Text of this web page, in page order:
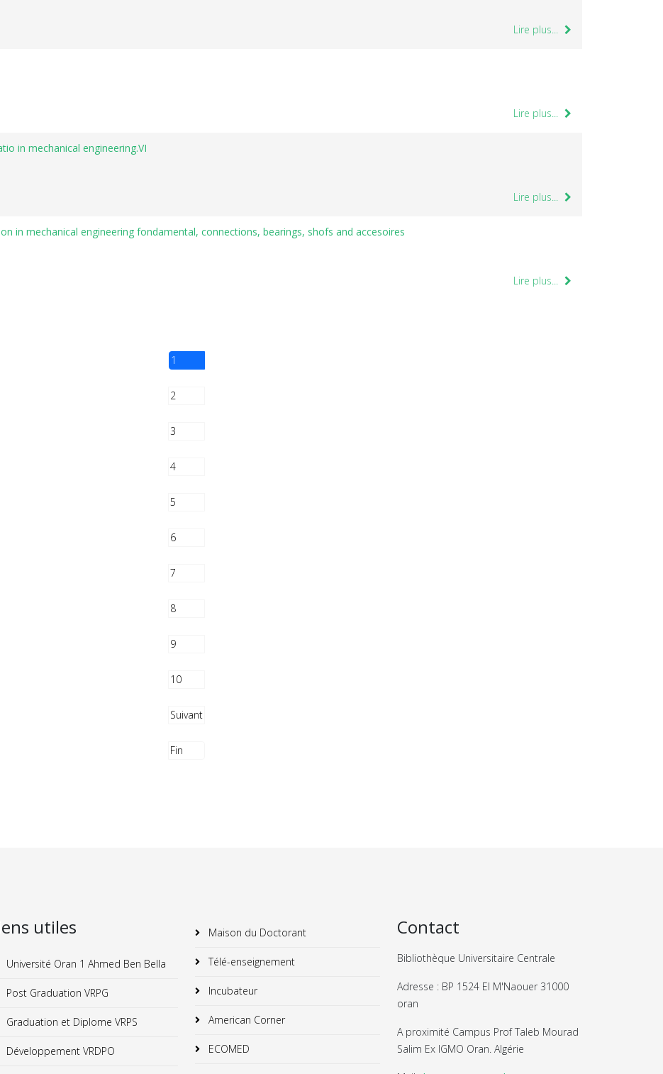
Lire plus...
Lire plus...
in mechanical engineering.VI
Lire plus...
in mechanical engineering fondamental, connections, bearings, shofs and accesoires
Lire plus...
1
2
3
4
5
6
7
8
9
10
Suivant
Fin
utiles
Université Oran 1 Ahmed Ben Bella
Post Graduation VRPG
Graduation et Diplome VRPS
Développement VRDPO
Maison du Doctorant
Télé-enseignement
Incubateur
American Corner
ECOMED
Contact
Bibliothèque Universitaire Centrale
Adresse : BP 1524 El M'Naouer 31000
oran
A proximité Campus Prof Taleb Mourad
Salim Ex IGMO Oran. Algérie